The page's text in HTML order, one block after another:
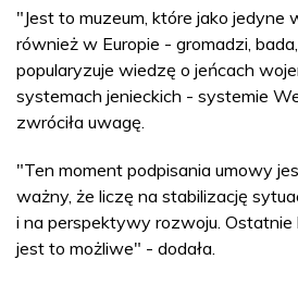
"Jest to muzeum, które jako jedyne
również w Europie - gromadzi,
popularyzuje wiedzę o jeńcach
systemach jenieckich - systemie
zwróciła uwagę.
"Ten moment podpisania umowy
ważny, że liczę na stabilizację
i na perspektywy rozwoju.
jest to możliwe" - dodała.